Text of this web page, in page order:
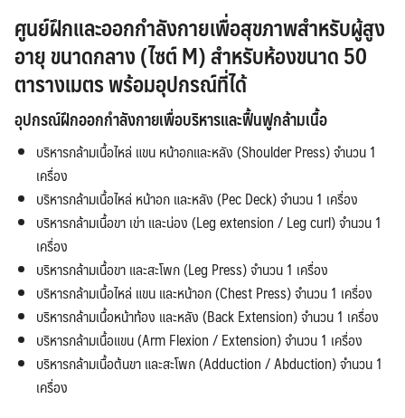
ศูนย์ฝึกและออกกำลังกายเพื่อสุขภาพสำหรับผู้สูง
อายุ ขนาดกลาง (ไซต์ M) สำหรับห้องขนาด 50
ตารางเมตรพร้อมอุปกรณ์ที่ได้
อุปกรณ์ฝึกออกกำลังกายเพื่อบริหารและฟื้นฟูกล้ามเนื้อ
บริหารกล้ามเนื้อไหล่ แขน หน้าอกและหลัง (Shoulder Press) จำนวน 1
เครื่อง
บริหารกล้ามเนื้อไหล่ หน้าอก และหลัง (Pec Deck) จำนวน 1 เครื่อง
บริหารกล้ามเนื้อขา เข่า และน่อง (Leg extension / Leg curl) จำนวน 1
เครื่อง
บริหารกล้ามเนื้อขา และสะโพก (Leg Press) จำนวน 1 เครื่อง
บริหารกล้ามเนื้อไหล่ แขน และหน้าอก (Chest Press) จำนวน 1 เครื่อง
บริหารกล้ามเนื้อหน้าท้อง และหลัง (Back Extension) จำนวน 1 เครื่อง
บริหารกล้ามเนื้อแขน (Arm Flexion / Extension) จำนวน 1 เครื่อง
บริหารกล้ามเนื้อต้นขา และสะโพก (Adduction / Abduction) จำนวน 1
เครื่อง